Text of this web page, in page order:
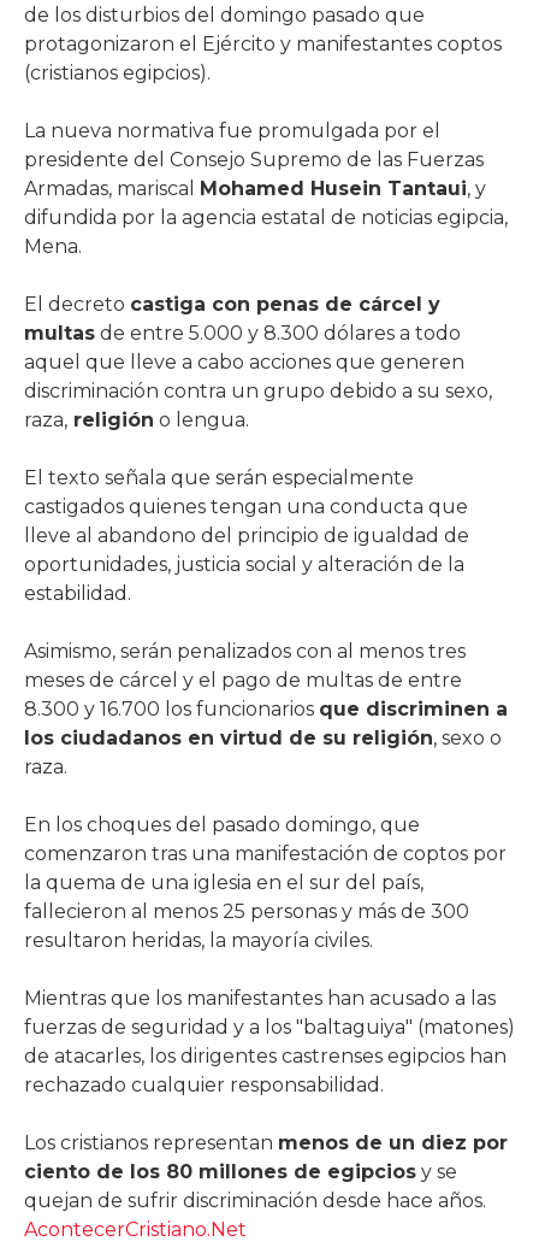
de los disturbios del domingo pasado que
protagonizaron el Ejército y manifestantes coptos
(cristianos egipcios).
La nueva normativa fue promulgada por el
presidente del Consejo Supremo de las Fuerzas
Armadas, mariscal Mohamed Husein Tantaui, y
difundida por la agencia estatal de noticias egipcia,
Mena.
El decreto castiga con penas de cárcel y
multas de entre 5.000 y 8.300 dólares a todo
aquel que lleve a cabo acciones que generen
discriminación contra un grupo debido a su sexo,
raza, religión o lengua.
El texto señala que serán especialmente
castigados quienes tengan una conducta que
lleve al abandono del principio de igualdad de
oportunidades, justicia social y alteración de la
estabilidad.
Asimismo, serán penalizados con al menos tres
meses de cárcel y el pago de multas de entre
8.300 y 16.700 los funcionarios que discriminen a
los ciudadanos en virtud de su religión, sexo o
raza.
En los choques del pasado domingo, que
comenzaron tras una manifestación de coptos por
la quema de una iglesia en el sur del país,
fallecieron al menos 25 personas y más de 300
resultaron heridas, la mayoría civiles.
Mientras que los manifestantes han acusado a las
fuerzas de seguridad y a los "baltaguiya" (matones)
de atacarles, los dirigentes castrenses egipcios han
rechazado cualquier responsabilidad.
Los cristianos representan menos de un diez por
ciento de los 80 millones de egipcios y se
quejan de sufrir discriminación desde hace años.
AcontecerCristiano.Net